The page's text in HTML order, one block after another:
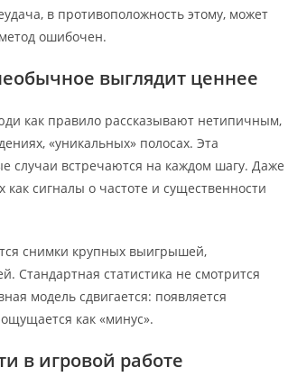
в противоположность этому, может
ошибочен.
выглядит ценнее
как правило рассказывают нетипичным,
«уникальных» полосах. Эта
встречаются на каждом шагу. Даже
сигналы о частоте и существенности
снимки крупных выигрышей,
Стандартная статистика не смотрится
модель сдвигается: появляется
как «минус».
в игровой работе